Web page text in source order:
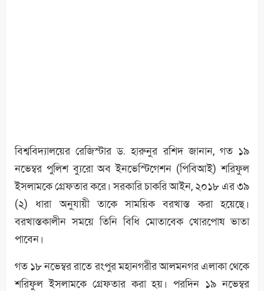
বিশ্ববিদ্যালয়ের রেজিস্টার ড. হারুনুর রশিদ জানান, গত ১৯
নভেম্বর পুলিশ ব্যুরো অব ইনভেস্টিগেশন (পিবিআই) শরিফুল
ইসলামকে গ্রেফতার করে। সরকারি চাকরি আইন, ২০১৮ এর ৩৯
(২) ধারা অনুযায়ী তাকে সাময়িক বরখাস্ত করা হয়েছে।
বরখাস্তকালীন সময়ে তিনি বিধি মোতাবেক খোরপোষ ভাতা
পাবেন।
গত ১৮ নভেম্বর রাতে রংপুর মহানগরীর আলমনগর এলাকা থেকে
শরিফুল ইসলামকে গ্রেফতার করা হয়। পরদিন ১৯ নভেম্বর